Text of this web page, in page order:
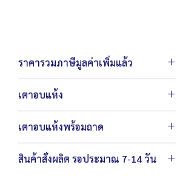
ราคารวมภาษีมูลค่าเพิ่มแล้ว
เตาอบแห้ง
ไม่รวมถาดอบแห้ง
เตาอบแห้งพร้อมถาด
ขนาดถาด 25 x 23 x 4 นิ้ว
สินค้าสั่งผลิต รอประมาณ 7-14 วัน